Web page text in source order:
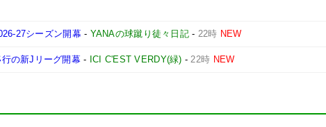
27シーズン開幕- YANAの球蹴り徒々日記- 22時 NEW
の新Jリーグ開幕 - ICI C'EST VERDY(緑) -22時 NEW